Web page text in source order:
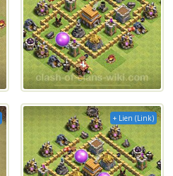
+ Lien (Link)